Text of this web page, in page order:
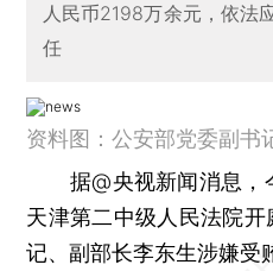
人民币2198万余元，依法
任
资料图：公安部党委副书
据@央视新闻消息，
天津第二中级人民法院
记、副部长李东生涉嫌受